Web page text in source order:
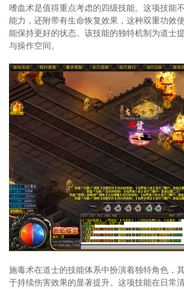
嗜血术是值得重点考虑的四级技能。这项技能
能力，还附带有生命恢复效果，这种双重功效
能保持更好的状态。该技能的独特机制为道士
与操作空间。
施毒术在道士的技能体系中扮演着独特角色，
于持续伤害效果的显著提升。这项技能在日常